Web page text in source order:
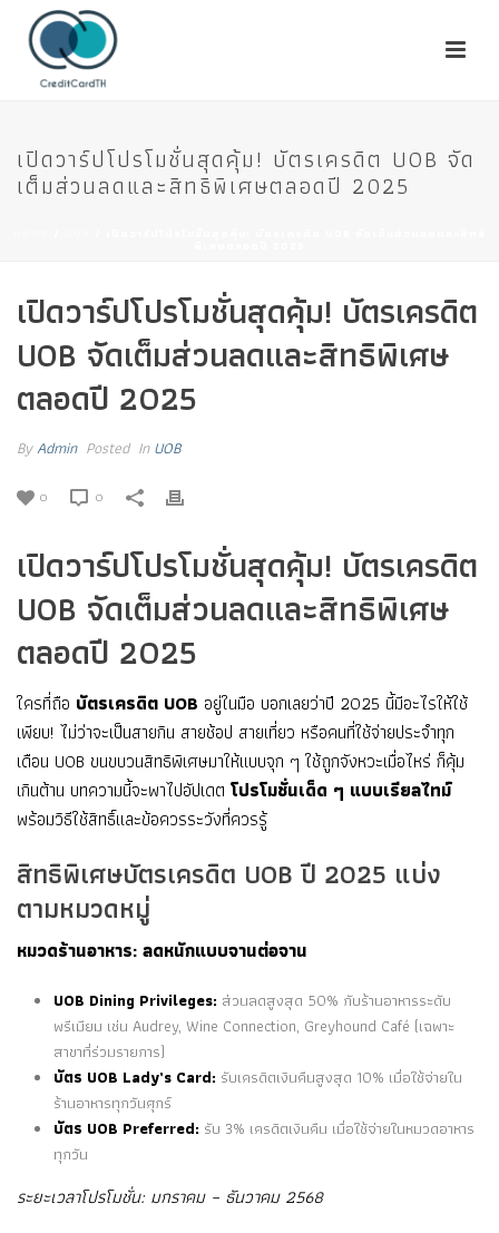
เปิดวาร์ปโปรโมชั่นสุดคุ้ม! บัตรเครดิต UOB จัด
เต็มส่วนลดและสิทธิพิเศษตลอดปี 2025
เปิดวาร์ปโปรโมชั่นสุดคุ้ม! บัตรเครดิต
UOB จัดเต็มส่วนลดและสิทธิพิเศษ
ตลอดปี 2025
ByAdmin Posted InUOB
0 0
เปิดวาร์ปโปรโมชั่นสุดคุ้ม! บัตรเครดิต
UOB จัดเต็มส่วนลดและสิทธิพิเศษ
ตลอดปี 2025
ใครที่ถือ บัตรเครดิต UOB อยู่ในมือ บอกเลยว่าปี 2025 นี้มีอะไรให้ใช้
เพียบ! ไม่ว่าจะเป็นสายกิน สายช้อป สายเที่ยว หรือคนที่ใช้จ่ายประจำทุก
เดือน UOB ขนขบวนสิทธิพิเศษมาให้แบบจุก ๆ ใช้ถูกจังหวะเมื่อไหร่ ก็คุ้ม
เกินต้าน บทความนี้จะพาไปอัปเดต โปรโมชั่นเด็ด ๆ แบบเรียลไทม์
พร้อมวิธีใช้สิทธิ์และข้อควรระวังที่ควรรู้
สิทธิพิเศษบัตรเครดิต UOB ปี 2025 แบ่ง
ตามหมวดหมู่
หมวดร้านอาหาร: ลดหนักแบบจานต่อจาน
UOB Dining Privileges: ส่วนลดสูงสุด 50% กับร้านอาหารระดับ
พรีเมียม เช่น Audrey, Wine Connection, Greyhound Café (เฉพาะ
สาขาที่ร่วมรายการ)
บัตร UOB Lady’s Card: รับเครดิตเงินคืนสูงสุด 10% เมื่อใช้จ่ายใน
ร้านอาหารทุกวันศุกร์
บัตร UOB Preferred: รับ 3% เครดิตเงินคืน เมื่อใช้จ่ายในหมวดอาหาร
ทุกวัน
ระยะเวลาโปรโมชั่น: มกราคม – ธันวาคม 2568